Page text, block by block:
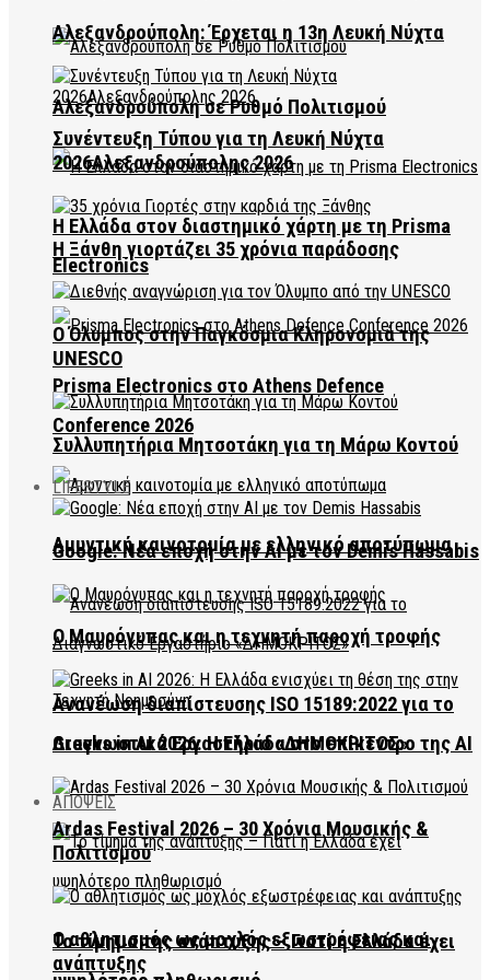
Αλεξανδρούπολη σε Ρυθμό Πολιτισμού
Η Ελλάδα στον διαστημικό χάρτη με τη Prisma
Electronics
Prisma Electronics στο Athens Defence
Conference 2026
Αμυντική καινοτομία με ελληνικό αποτύπωμα
Ανανέωση διαπίστευσης ISO 15189:2022 για το
Διαγνωστικό Εργαστήριο «ΔΗΜΟΚΡΙΤΟΣ»
ΑΠΟΨΕΙΣ
Το τίμημα της ανάπτυξης – Γιατί η Ελλάδα έχει
Αλεξανδρούπολη: Έρχεται η 13η Λευκή Νύχτα
Συνέντευξη Τύπου για τη Λευκή Νύχτα
2026Αλεξανδρούπολης 2026
Η Ξάνθη γιορτάζει 35 χρόνια παράδοσης
Ο Όλυμπος στην Παγκόσμια Κληρονομιά της
UNESCO
Συλλυπητήρια Μητσοτάκη για τη Μάρω Κοντού
LIFESTYLE
Google: Νέα εποχή στην AI με τον Demis Hassabis
Ο Μαυρόγυπας και η τεχνητή παροχή τροφής
Greeks in AI 2026: Η Ελλάδα στο επίκεντρο της AI
Ardas Festival 2026 – 30 Χρόνια Μουσικής &
Πολιτισμού
Ο αθλητισμός ως μοχλός εξωστρέφειας και
ανάπτυξης